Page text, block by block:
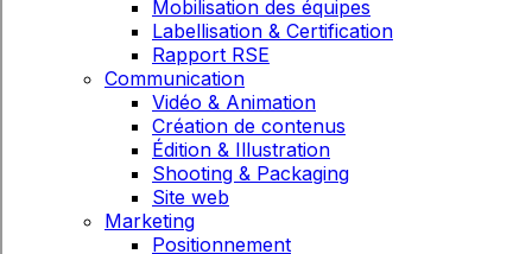
Mobilisation des équipes
Labellisation & Certification
Rapport RSE
Communication
Vidéo & Animation
Création de contenus
Édition & Illustration
Shooting & Packaging
Site web
Marketing
Positionnement